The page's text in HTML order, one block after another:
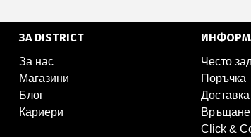
ЗА DISTRICT
За нас
Магазини
Блог
Кариери
Често
Поръчка
Доставка
Връщане
Click &